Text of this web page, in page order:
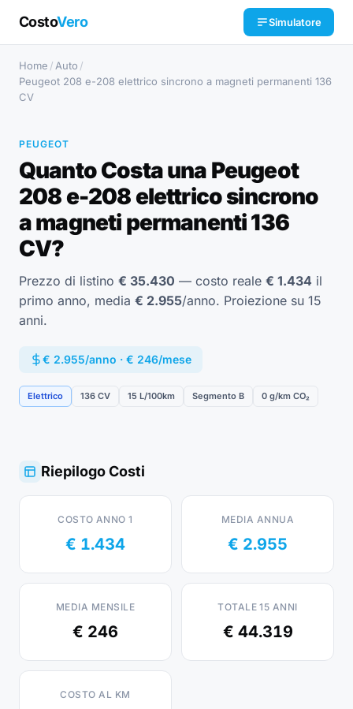
CostoVero Simulatore
Home / Auto /
Peugeot 208 e-208 elettrico sincrono a magneti permanenti 136
CV
PEUGEOT
Quanto Costa una Peugeot
208 e-208 elettrico sincrono
a magneti permanenti 136
CV?
Prezzo di listino € 35.430 — costo reale € 1.434 il
primo anno, media € 2.955/anno. Proiezione su 15
anni.
€ 2.955/anno · € 246/mese
Elettrico 136 CV 15 L/100km Segmento B 0 g/km CO₂
Riepilogo Costi
COSTO ANNO 1
€ 1.434
MEDIA ANNUA
€ 2.955
MEDIA MENSILE
€ 246
TOTALE 15 ANNI
€ 44.319
COSTO AL KM